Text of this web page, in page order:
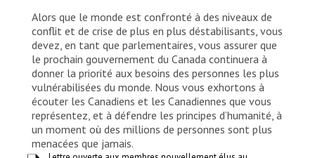
Alors que le monde est confronté à des niveaux de
conflit et de crise de plus en plus déstabilisants, vous
devez, en tant que parlementaires, vous assurer que
le prochain gouvernement du Canada continuera à
donner la priorité aux besoins des personnes les plus
vulnérabilisées du monde. Nous vous exhortons à
écouter les Canadiens et les Canadiennes que vous
représentez, et à défendre les principes d’humanité, à
un moment où des millions de personnes sont plus
menacées que jamais.